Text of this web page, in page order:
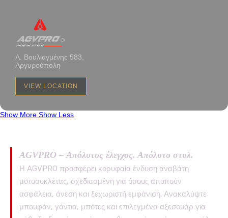
Λ. Βουλιαγμένης 583,
Αργυρούπολη
VIEW LOCATION
Show More Show Less
AGVPRO – Απόλυτος έλεγχος. Απόλυτο στυλ.
Η AGVPRO προσφέρει κορυφαία ένδυση αναβάτη
μοτοσυκλέτας, σχεδιασμένη για όσους απαιτούν
ασφάλεια, άνεση και ξεχωριστή εμφάνιση. Ανακαλύψτε
μπουφάν, γάντια, μπότες και επιλεγμένα αξεσουάρ για